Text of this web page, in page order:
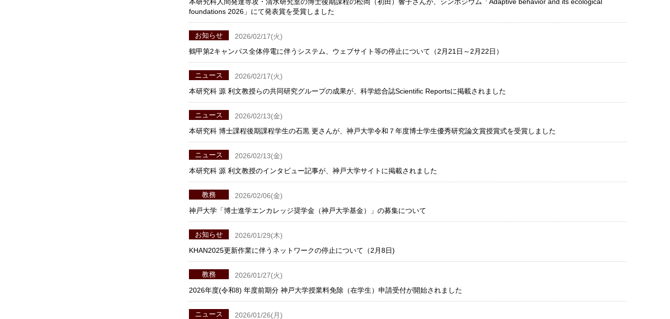
foundations 2026」にて発表賞を受賞しました
2026/02/17(火)
お知らせ
鶴甲第2キャンパス全体停電に伴うシステム、ウェブサイト等の停止について（2月21日～2月22日）
2026/02/17(火)
ニュース
本研究科 源 利文教授らの共同研究グループの成果が、科学総合誌Scientific Reportsに掲載されました
2026/02/13(金)
ニュース
本研究科 博士課程後期課程学生の石黒 更さんが、神戸大学令和７年度博士学生優秀研究論文賞授賞式を受賞しました
2026/02/13(金)
ニュース
本研究科 源 利文教授のインタビュー記事が、神戸大学サイトに掲載されました
2026/02/06(金)
教務
神戸大学「博士進学エンカレッジ奨学金（神戸大学基金）」の募集について
2026/01/29(木)
お知らせ
KHAN2025更新作業に伴うネットワークの停止について（2月8日)
2026/01/27(火)
教務
2026年度(令和8) 年度前期分 神戸大学授業料免除（在学生）申請受付が開始されました
2026/01/26(月)
ニュース